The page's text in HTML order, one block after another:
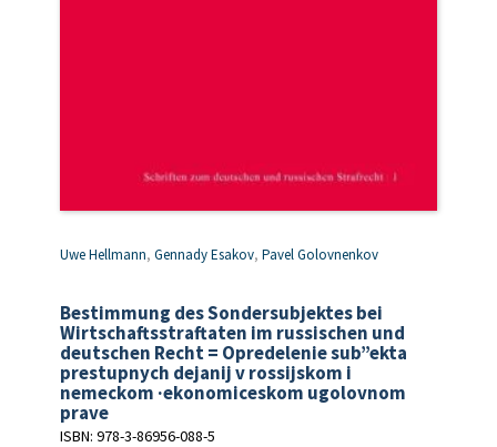
Uwe Hellmann, Gennady Esakov, Pavel Golovnenkov
Bestimmung des Sondersubjektes bei
Wirtschaftsstraftaten im russischen und
deutschen Recht = Opredelenie sub”ekta
prestupnych dejanij v rossijskom i
nemeckom ·ekonomiceskom ugolovnom
prave
ISBN: 978-3-86956-088-5